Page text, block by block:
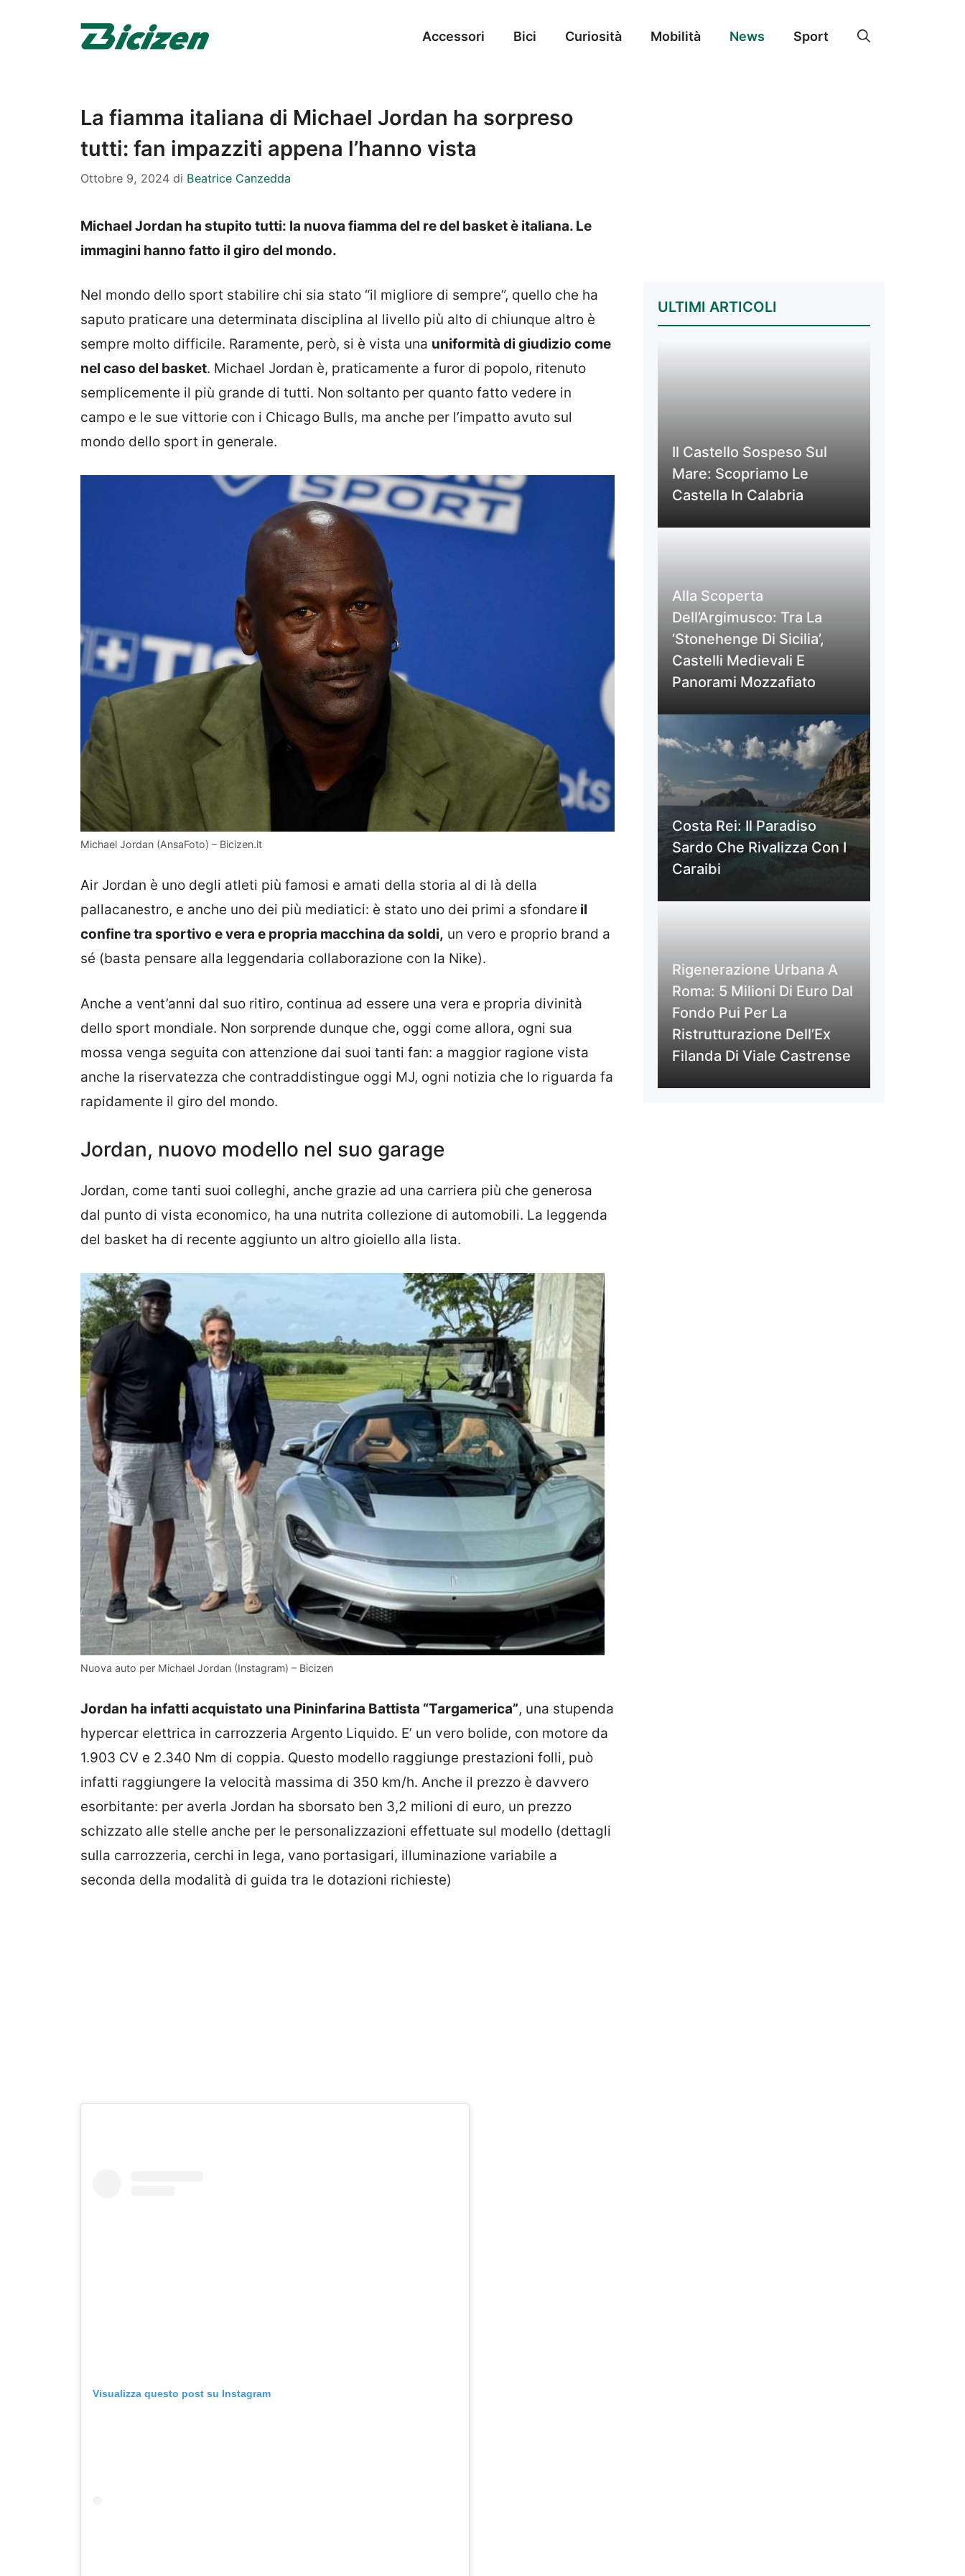
Accessori Bici Curiosità Mobilità News Sport
La fiamma italiana di Michael Jordan ha sorpreso
tutti: fan impazziti appena l’hanno vista
Ottobre 9, 2024 di Beatrice Canzedda
Michael Jordan ha stupito tutti: la nuova fiamma del re del basket è italiana. Le
immagini hanno fatto il giro del mondo.
Nel mondo dello sport stabilire chi sia stato “il migliore di sempre”, quello che ha
saputo praticare una determinata disciplina al livello più alto di chiunque altro è
sempre molto difficile. Raramente, però, si è vista una uniformità di giudizio come
nel caso del basket. Michael Jordan è, praticamente a furor di popolo, ritenuto
semplicemente il più grande di tutti. Non soltanto per quanto fatto vedere in
campo e le sue vittorie con i Chicago Bulls, ma anche per l’impatto avuto sul
mondo dello sport in generale.
Michael Jordan (AnsaFoto) – Bicizen.it
Air Jordan è uno degli atleti più famosi e amati della storia al di là della
pallacanestro, e anche uno dei più mediatici: è stato uno dei primi a sfondare il
confine tra sportivo e vera e propria macchina da soldi, un vero e proprio brand a
sé (basta pensare alla leggendaria collaborazione con la Nike).
Anche a vent’anni dal suo ritiro, continua ad essere una vera e propria divinità
dello sport mondiale. Non sorprende dunque che, oggi come allora, ogni sua
mossa venga seguita con attenzione dai suoi tanti fan: a maggior ragione vista
anche la riservatezza che contraddistingue oggi MJ, ogni notizia che lo riguarda fa
rapidamente il giro del mondo.
Jordan, nuovo modello nel suo garage
Jordan, come tanti suoi colleghi, anche grazie ad una carriera più che generosa
dal punto di vista economico, ha una nutrita collezione di automobili. La leggenda
del basket ha di recente aggiunto un altro gioiello alla lista.
Nuova auto per Michael Jordan (Instagram) – Bicizen
Jordan ha infatti acquistato una Pininfarina Battista “Targamerica”, una stupenda
hypercar elettrica in carrozzeria Argento Liquido. E’ un vero bolide, con motore da
1.903 CV e 2.340 Nm di coppia. Questo modello raggiunge prestazioni folli, può
infatti raggiungere la velocità massima di 350 km/h. Anche il prezzo è davvero
esorbitante: per averla Jordan ha sborsato ben 3,2 milioni di euro, un prezzo
schizzato alle stelle anche per le personalizzazioni effettuate sul modello (dettagli
sulla carrozzeria, cerchi in lega, vano portasigari, illuminazione variabile a
seconda della modalità di guida tra le dotazioni richieste)
Visualizza questo post su Instagram
ULTIMI ARTICOLI
Il Castello Sospeso Sul
Mare: Scopriamo Le
Castella In Calabria
Alla Scoperta
Dell’Argimusco: Tra La
‘Stonehenge Di Sicilia’,
Castelli Medievali E
Panorami Mozzafiato
Costa Rei: Il Paradiso
Sardo Che Rivalizza Con I
Caraibi
Rigenerazione Urbana A
Roma: 5 Milioni Di Euro Dal
Fondo Pui Per La
Ristrutturazione Dell’Ex
Filanda Di Viale Castrense